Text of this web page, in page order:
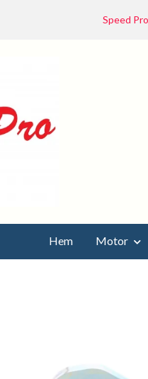
Speed
Hem Motor